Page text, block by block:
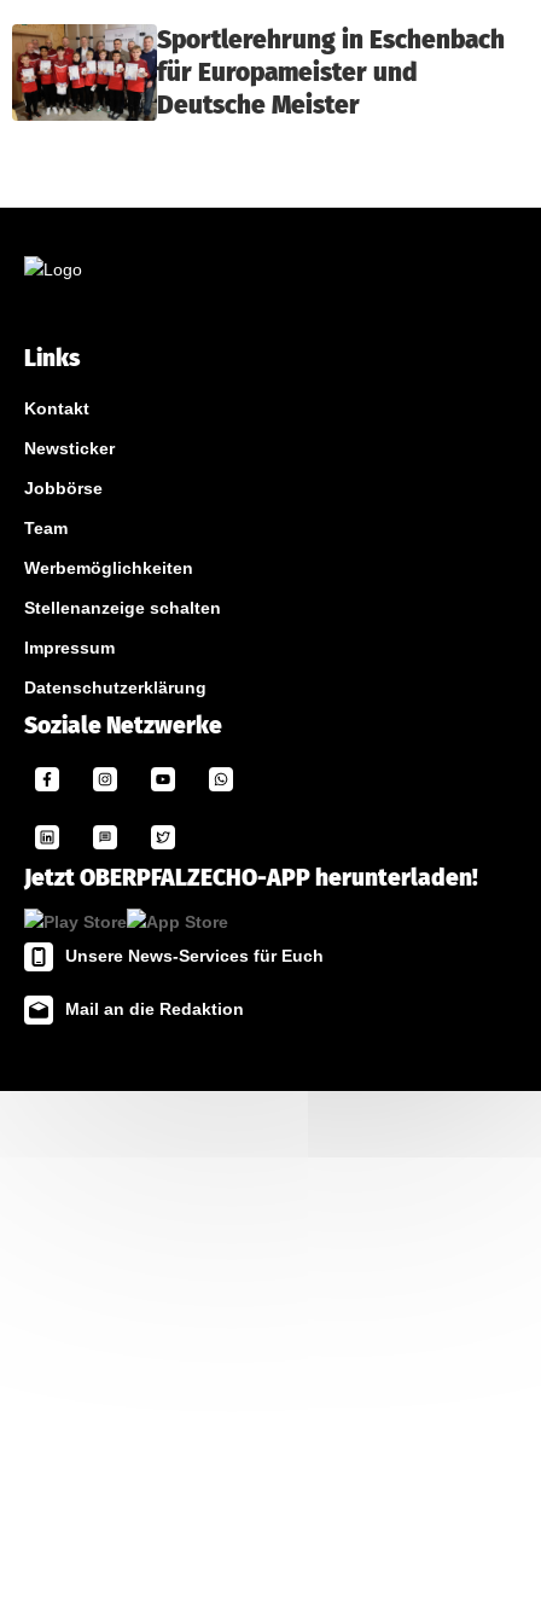
Sportlerehrung in Eschenbach
für Europameister und
Deutsche Meister
Links
Kontakt
Newsticker
Jobbörse
Team
Werbemöglichkeiten
Stellenanzeige schalten
Impressum
Datenschutzerklärung
Soziale Netzwerke
Jetzt OBERPFALZECHO-APP herunterladen!
Unsere News-Services für Euch
Mail an die Redaktion